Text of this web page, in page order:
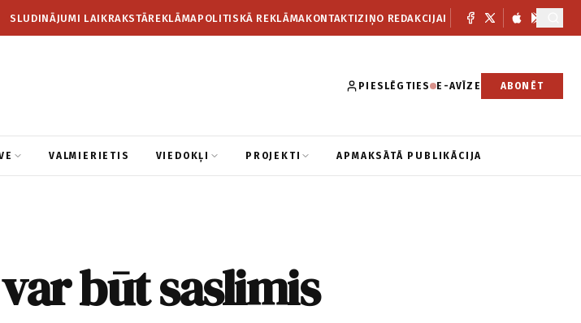
SLUDINĀJUMI LAIKRAKSTĀREKLĀMAPOLITISKĀ REKLĀMAKONTAKTIZIŅO REDAKCIJAI
PIESLĒGTIES E-AVĪZE ABONĒT
VALMIERIETIS VIEDOKĻI PROJEKTI APMAKSĀTĀ PUBLIKĀCIJA
būt saslimis